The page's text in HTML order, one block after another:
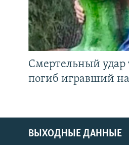
Смертельный
погиб игравший
ВЫХОДНЫЕ ДАННЫЕ